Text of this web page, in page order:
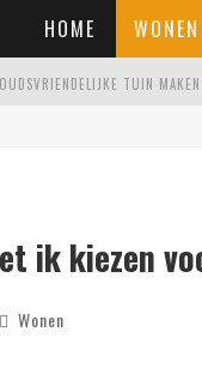
HOME WONEN
STIJLVOLLE PLAFONNIÈRES
ik kiezen
Wonen